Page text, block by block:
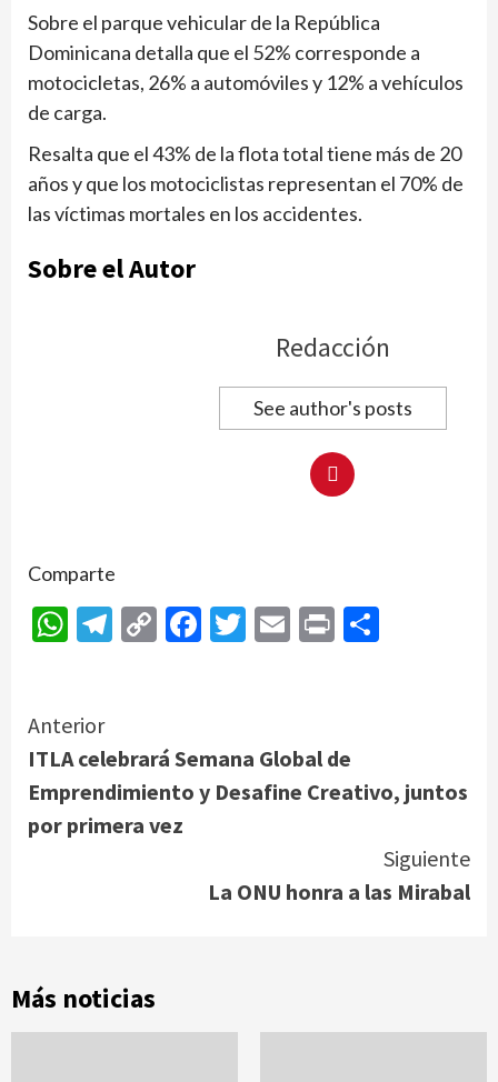
Sobre el parque vehicular de la República
Dominicana detalla que el 52% corresponde a
motocicletas, 26% a automóviles y 12% a vehículos
de carga.
Resalta que el 43% de la flota total tiene más de 20
años y que los motociclistas representan el 70% de
las víctimas mortales en los accidentes.
Sobre el Autor
Redacción
See author's posts
Comparte
WhatsApp
Telegram
CopyFacebook
Twitter
Email
Print
Continue
Reading
Anterior
ITLA celebrará Semana Global de
Emprendimiento y Desafine Creativo, juntos
por primera vez
Siguiente
La ONU honra a las Mirabal
Más noticias